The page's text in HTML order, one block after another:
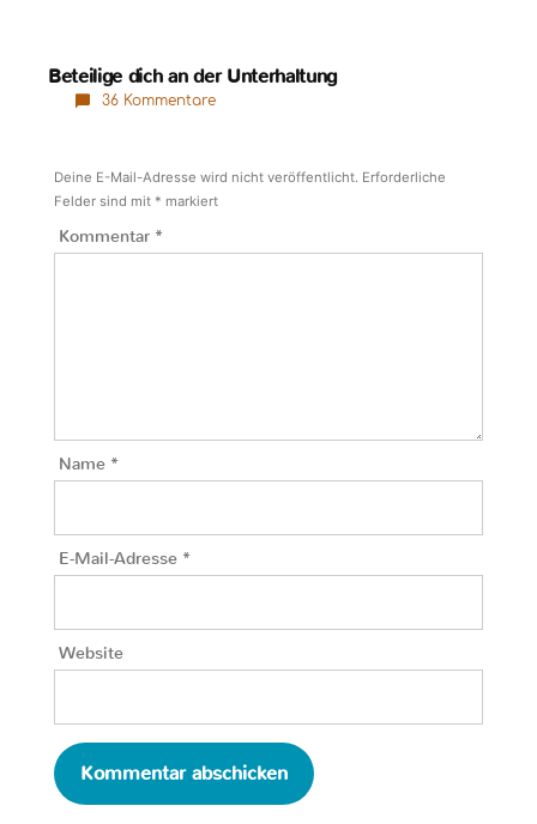
Beteilige dich an der Unterhaltung
36 Kommentare
Deine E-Mail-Adresse wird nicht veröffentlicht. Erforderliche
Felder sind mit * markiert
Kommentar *
Name *
E-Mail-Adresse *
Website